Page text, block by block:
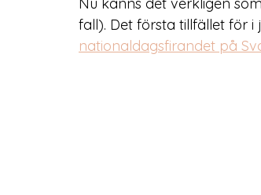
Nu känns det verkligen
fall). Det första tillfället för
nationaldagsfirandet på